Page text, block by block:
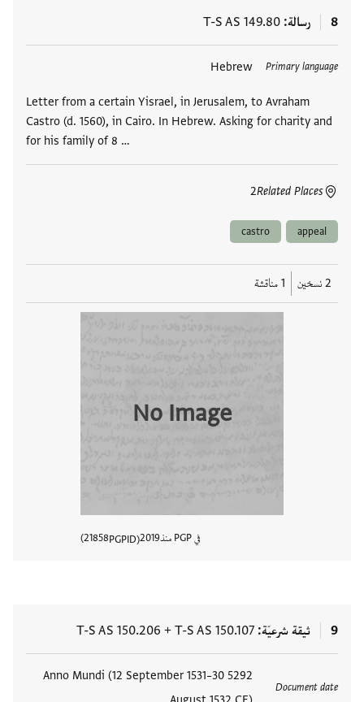
8 رسالة T-S AS 149.80
Primary language
Hebrew
Letter from a certain Yisrael, in Jerusalem, to Avraham
Castro (d. 1560), in Cairo. In Hebrew. Asking for charity and
for his family of 8 …
Related Places
2
العلامات
appeal
castro
2 نسخين 1 مناقشة
No Image
في PGP منذ 2019
PGPID
21858
9 ثيقة شرعيّة T-S AS 150.107
+
T-S AS 150.206
Document date
5292 Anno Mundi (12 September 1531–30